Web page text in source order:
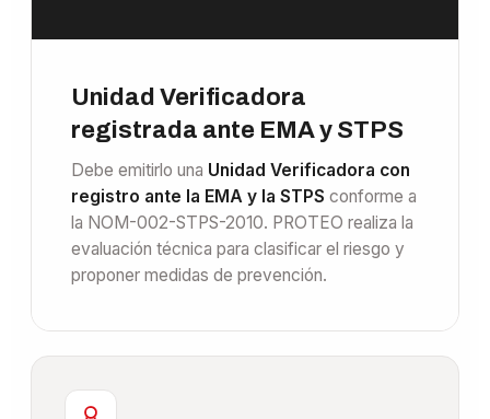
Unidad Verificadora
registrada ante EMA y STPS
Debe emitirlo una Unidad Verificadora con
registro ante la EMA y la STPS conforme a
la NOM-002-STPS-2010. PROTEO realiza la
evaluación técnica para clasificar el riesgo y
proponer medidas de prevención.